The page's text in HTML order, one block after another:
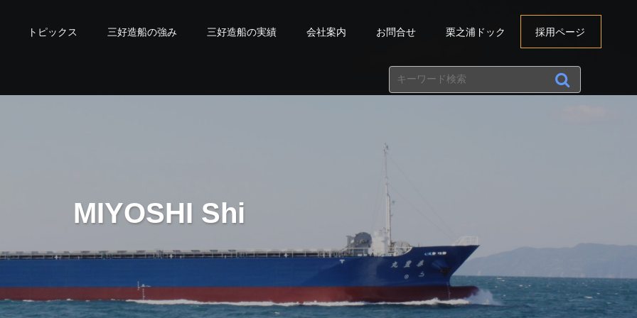
トピックス 三好造船の強み 三好造船の実績 会社案内 お問合せ 栗之浦ドック 採用ページ
YOSHI Shipb